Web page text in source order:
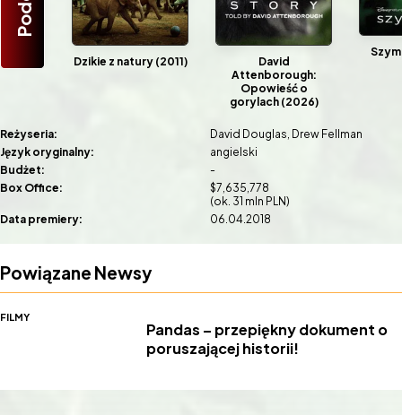
Dzikie z natury (2011)
David
Attenborough:
Opowieść o
gorylach (2026)
Reżyseria: David Douglas Drew Fellman
Język oryginalny:
angielski
Budżet:
-
Box Office:
$7,635,778
(ok. 31 mln PLN)
Data premiery:
06.04.2018
Powiązane Newsy
FILMY
Pandas – przepiękny dokument o
poruszającej historii!